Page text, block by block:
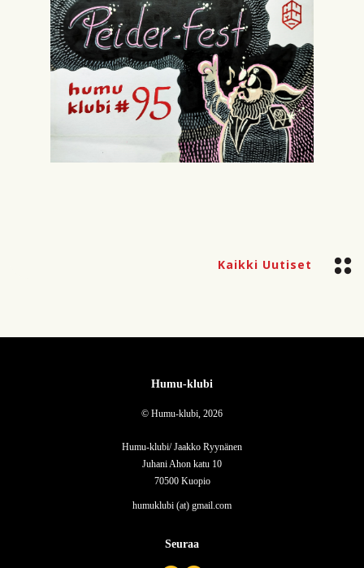
Kaikki Uutiset
Humu-klubi
© Humu-klubi, 2026
Humu-klubi/ Jaakko Ryynänen
Juhani Ahon katu 10
70500 Kuopio
humuklubi (at) gmail.com
Seuraa